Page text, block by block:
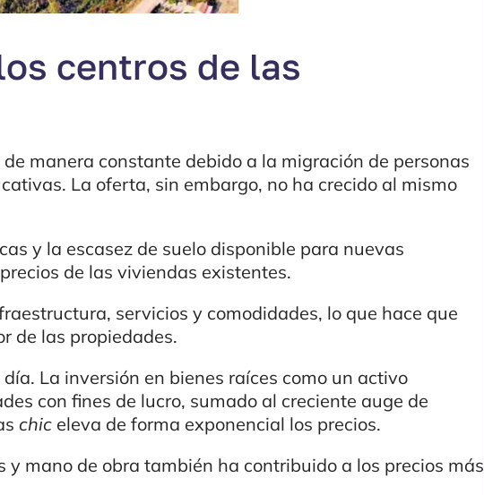
centros de las
manera constante debido a la migración de personas
La oferta, sin embargo, no ha crecido al mismo
y la escasez de suelo disponible para nuevas
de las viviendas existentes.
servicios y comodidades, lo que hace que
de las propiedades.
La inversión en bienes raíces como un activo
con fines de lucro, sumado al creciente auge de
chic eleva de forma exponencial los precios.
mano de obra también ha contribuido a los precios más